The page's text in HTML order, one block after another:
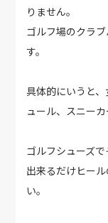
りません。
ゴルフ場のクラ
す。
具体的にいうと
ュール、スニー
ゴルフシューズ
出来るだけヒー
い。